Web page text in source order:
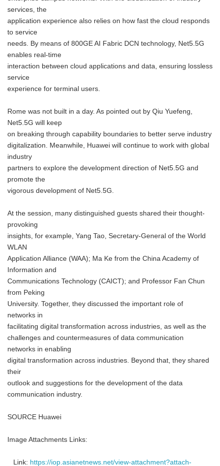
services, the
application experience also relies on how fast the cloud responds
to service
needs. By means of 800GE AI Fabric DCN technology, Net5.5G
enables real-time
interaction between cloud applications and data, ensuring lossless
service
experience for terminal users.
Rome was not built in a day. As pointed out by Qiu Yuefeng,
Net5.5G will keep
on breaking through capability boundaries to better serve industry
digitalization. Meanwhile, Huawei will continue to work with global
industry
partners to explore the development direction of Net5.5G and
promote the
vigorous development of Net5.5G.
At the session, many distinguished guests shared their thought-
provoking
insights, for example, Yang Tao, Secretary-General of the World
WLAN
Application Alliance (WAA); Ma Ke from the China Academy of
Information and
Communications Technology (CAICT); and Professor Fan Chun
from Peking
University. Together, they discussed the important role of
networks in
facilitating digital transformation across industries, as well as the
challenges and countermeasures of data communication
networks in enabling
digital transformation across industries. Beyond that, they shared
their
outlook and suggestions for the development of the data
communication industry.
SOURCE Huawei
Image Attachments Links:
Link: https://iop.asianetnews.net/view-attachment?attach-